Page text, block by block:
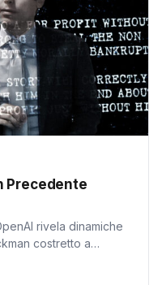
Precedente
rivela dinamiche
costretto a
e il futuro dell'AI.